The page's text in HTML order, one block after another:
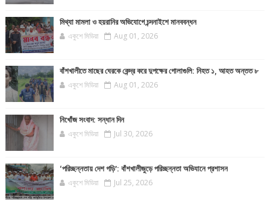
মিথ্যা মামলা ও হয়রানির অভিযোগে চন্দনাইশে মানববন্ধন
একুশে মিডিয়া Aug 01, 2026
বাঁশখালীতে মাছের ঘেরকে কেন্দ্র করে দুপক্ষের গোলাগুলি: নিহত ১, আহত অন্তত ৮
একুশে মিডিয়া Aug 01, 2026
নিখোঁজ সংবাদ: সন্ধান দিন
একুশে মিডিয়া Jul 30, 2026
‘পরিচ্ছন্নতায় দেশ গড়ি’: বাঁশখালীজুড়ে পরিচ্ছন্নতা অভিযানে প্রশাসন
একুশে মিডিয়া Jul 25, 2026